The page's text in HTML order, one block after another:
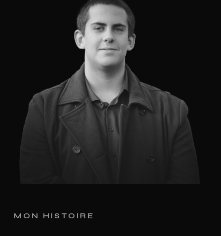
MON HISTOIRE